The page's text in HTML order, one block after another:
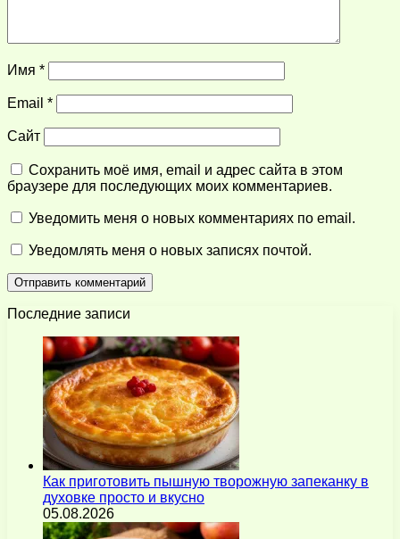
Имя *
Email *
Сайт
Сохранить моё имя, email и адрес сайта в этом
браузере для последующих моих комментариев.
Уведомить меня о новых комментариях по email.
Уведомлять меня о новых записях почтой.
Последние записи
Как приготовить пышную творожную запеканку в
духовке просто и вкусно
05.08.2026